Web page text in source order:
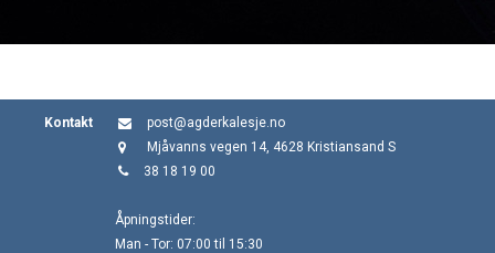
Kontakt
post@agderkalesje.no
Mjåvanns vegen 14, 4628 Kristiansand S
38 18 19 00
Åpningstider:
Man - Tor: 07:00 til 15:30